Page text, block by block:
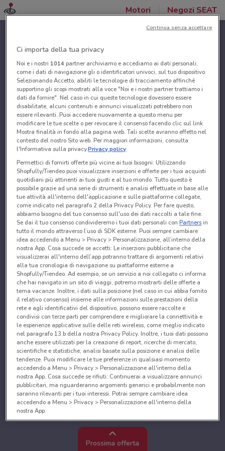
Motori Negozi SEAT
Prossima offerta
Ci importa della tua privacy
Noi e i nostri 1014partner archiviamo e accediamo ai dati personali,
come i dati di navigazione gli o identificatori univoci, sul tuo dispositivo.
Selezionando Accetto, abiliti le tecnologie di tracciamento affinché
supportino gli scopi mostrati alla voce "Noi e i nostri partner trattiamo i
dati da fornire". Nel caso in cui queste tecnologie dovessero essere
disabilitate, alcuni contenuti e annunci visualizzati potrebbero non
essere rilevanti. Puoi accedere nuovamente a questo menu per
modificare le tue scelte o per revocare il consenso facendo clic sul link
Mostra finalità in fondo alla pagina web. Tali scelte avranno effetto nel
contesto del nostro Sito web. Per maggiori informazioni, consulta
l'Informativa sulla privacy.Privacy policy
Permettici di fornirti offerte più vicine ai tuoi bisogni: Utilizzando
Shopfully/Tiendeo puoi visualizzare inserzioni e offerte per i tuoi acquisti
quotidiani più attinenti ai tuoi gusti e al tuo mondo. Tutto questo è
possibile grazie ad una serie di strumenti e analisi effettuate in base alle
tue attività all'interno dell'applicazione e sulle piattaforme collegate,
come indicato nel paragrafo 2 della Privacy Policy. Per fare questo,
abbiamo bisogno del tuo consenso sull'uso dei dati raccolti a tale fine.
Se dai il tuo consenso condivideremo i tuoi dati personali conPartnersin
tutto il mondo attraverso l’uso di SDK esterne. Puoi sempre cambiare
idea accedendo a Menu > Privacy > Personalizzazione, all’interno della
nostra App. Cosa succede se accetti: Le inserzioni pubblicitarie che
visualizzerai all'interno dell’app potranno trattare di argomenti relativi
alla tua cronologia di navigazione su piattaforme esterne a
Shopfully/Tiendeo. Ad esempio, se un servizio a noi collegato ci informa
che hai navigato in un sito di viaggi, potremo mostrarti delle offerte a
tema vacanze. Inoltre, i dati sulla posizione (nel caso in cui abbia fornito
il relativo consenso) insieme alle informazioni sulle prestazioni della
rete e agli identificativi del dispositivo, possono essere raccolte e
condivisi con terze parti per comprendere e migliorare la connettività e
le esperienze applicative sulle delle reti wireless, come meglio indicato
nel paragrafo 13.b della nostra Privacy Policy. Inoltre, i tuoi dati possono
anche essere utilizzati per la creazione di report, ricerche di mercato,
scientifiche e statistiche, analisi basate sulla posizione e analisi delle
tendenze. Puoi modificare le tue preferenze in qualsiasi momento
accedendo a Menu > Privacy > Personalizzazione all'interno della
nostra App. Cosa succede se rifiuti: Continuerai a visualizzare annunci
pubblicitari, ma riguarderanno argomenti generici e probabilmente non
saranno rilevanti per i tuoi interessi. Potrai sempre cambiare idea
accedendo a Menu > Privacy > Personalizzazione all'interno della
nostra App.
Noi e i nostri partner trattiamo i dati per fornire:
Utilizzare dati di geolocalizzazione precisi. Scansione attiva delle
caratteristiche del dispositivo ai fini dell’identificazione. Archiviare
Continua senza accettare